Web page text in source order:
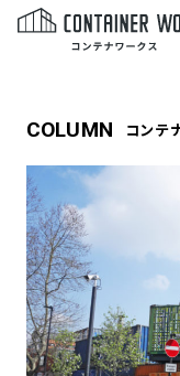
コンテ
COLUMN